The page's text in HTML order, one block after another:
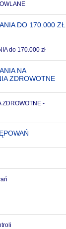
DO 170.000 ZŁ
do 170.000 zł
NA
ZDROWOTNE
ZDROWOTNE -